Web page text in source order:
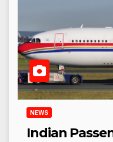
NEWS
Indian